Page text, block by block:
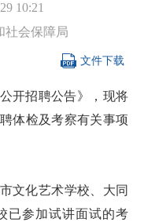
10:21
社会保障局
 文件下载
开招聘公告》，现将
体检及考察有关事项
文化艺术学校、大同
已参加试讲面试的考